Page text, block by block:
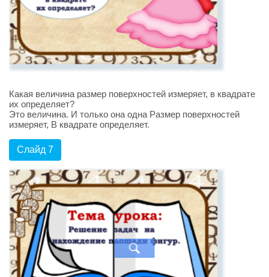
Какая величина размер поверхностей измеряет, в квадрате
их определяет?
Это величина. И только она одна Размер поверхностей
измеряет, В квадрате определяет.
Слайд 7